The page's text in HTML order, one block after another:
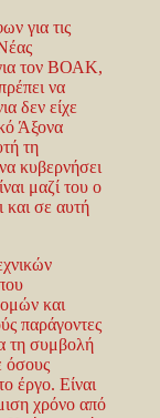
για τις
τον ΒΟΑΚ,
να
δεν είχε
Άξονα
τη
κυβερνήσει
μαζί του ο
και σε αυτή
και
παράγοντες
τη συμβολή
όσους
έργο. Είναι
χρόνο από